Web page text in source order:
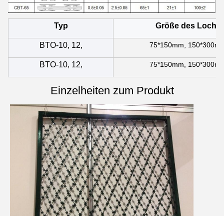
Typ Größe des Lochs
BTO-10, 12, 75*150mm,
BTO-10, 12, 75*150mm,
Einzelheiten zum Produkt